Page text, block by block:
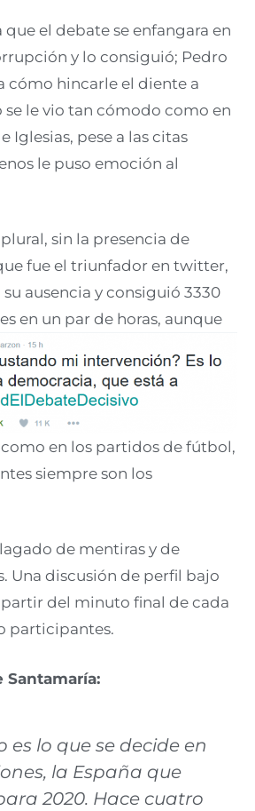
que el debate se enfangara en
y lo consiguió; Pedro
cómo hincarle el diente a
se le vio tan cómodo como en
Iglesias, pese a las citas
le puso emoción al
sin la presencia de
fue el triunfador en twitter,
ausencia y consiguió 3330
en un par de horas, aunque
en los partidos de fútbol,
siempre son los
de mentiras y de
Una discusión de perfil bajo
partir del minuto final de cada
participantes.
Santamaría:
es lo que se decide en
la España que
2020. Hace cuatro